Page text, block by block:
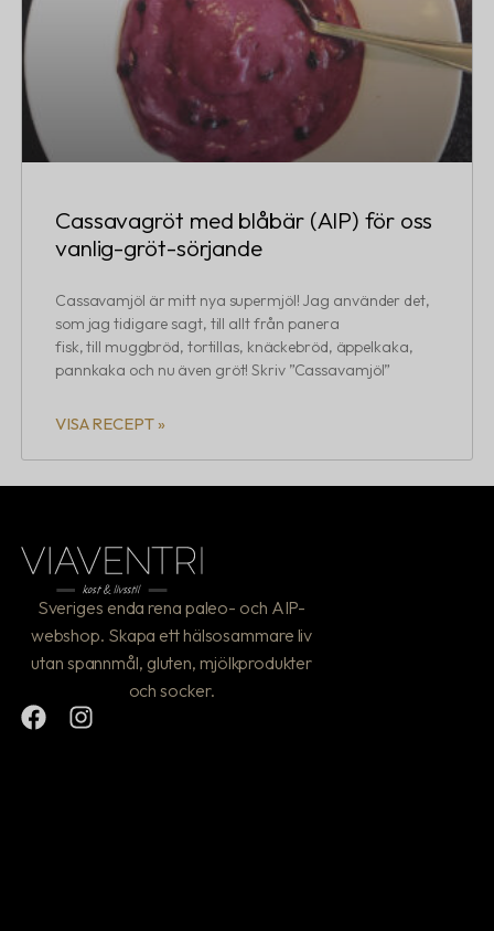
Cassavagröt med blåbär (AIP) för oss
vanlig-gröt-sörjande
Cassavamjöl är mitt nya supermjöl! Jag använder det,
som jag tidigare sagt, till allt från panera
fisk, till muggbröd, tortillas, knäckebröd, äppelkaka,
pannkaka och nu även gröt! Skriv ”Cassavamjöl”
VISA RECEPT »
Sveriges enda rena paleo- och AIP-
webshop. Skapa ett hälsosammare liv
utan spannmål, gluten, mjölkprodukter
och socker.